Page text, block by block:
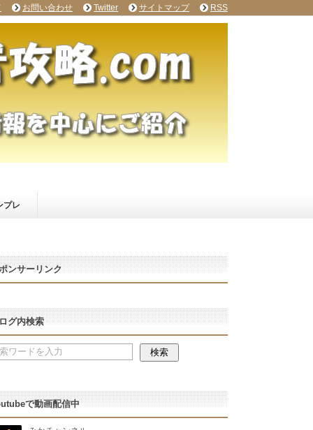
プレ
ンサーリンク
グ内検索
で動画配信中
お問い合わせ Twitter サイトマップ RSS